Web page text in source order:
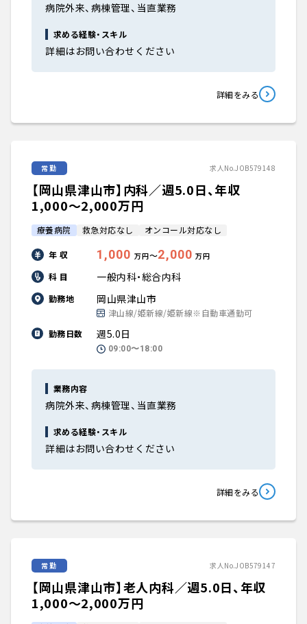
病院外来、病棟管理、当直業務
求める経験・スキル
詳細はお問い合わせください
詳細をみる
常勤 求人No.JOB579148
【岡山県津山市】内科／週5.0日、年収
1,000〜2,000万円
療養病院 救急対応なし オンコール対応なし
年 収 1,000 万円〜2,000 万円
科 目 一般内科・総合内科
勤務地 岡山県津山市
津山線/姫新線/姫新線※自動車通勤可
勤務日数
週5.0日
09:00〜18:00
業務内容
病院外来、病棟管理、当直業務
求める経験・スキル
詳細はお問い合わせください
詳細をみる
常勤 求人No.JOB579147
【岡山県津山市】老人内科／週5.0日、年収
1,000〜2,000万円